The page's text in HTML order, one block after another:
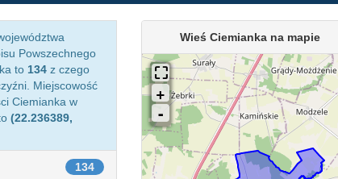
Powszechnego
to 134 z czego
Miejscowość
Ciemianka w
(22.236389,
134
Wieś Ciemianka na mapie